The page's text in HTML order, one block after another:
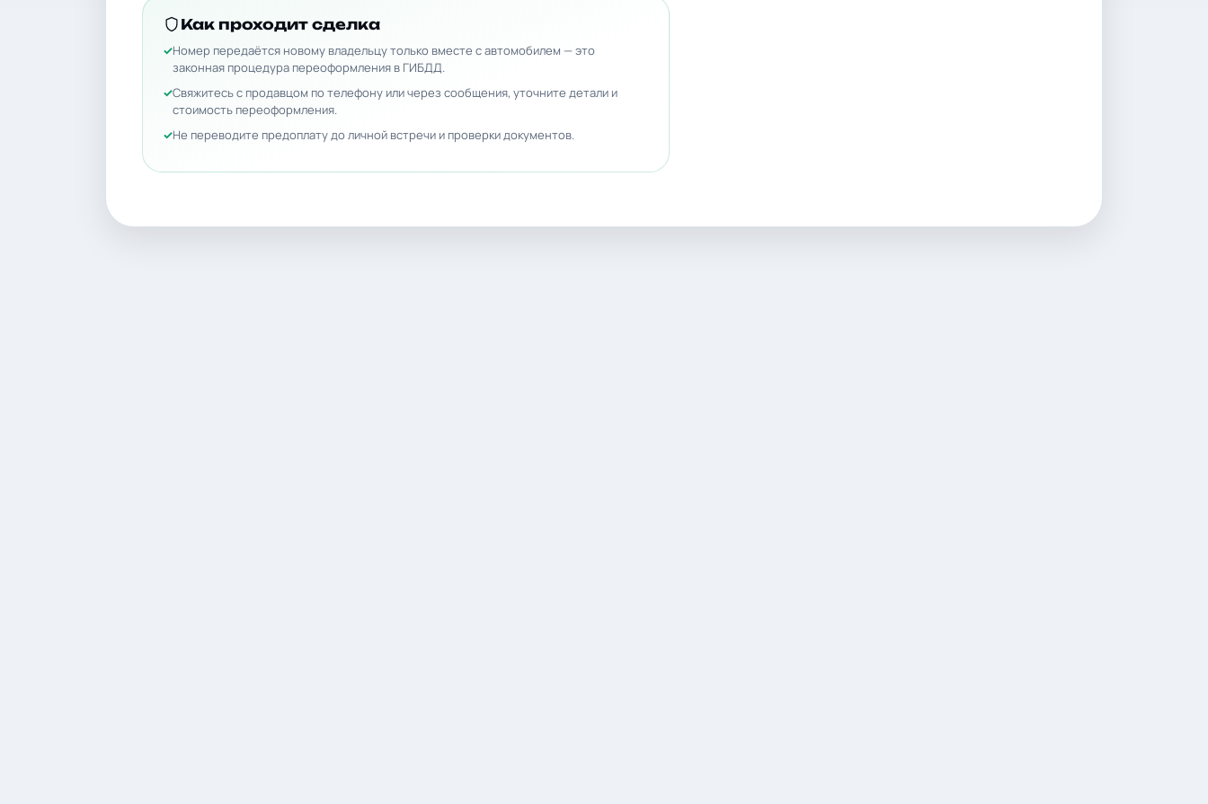
Как проходит сделка
Номер передаётся новому владельцу только вместе с автомобилем — это
законная процедура переоформления в ГИБДД.
Свяжитесь с продавцом по телефону или через сообщения, уточните детали и
стоимость переоформления.
Не переводите предоплату до личной встречи и проверки документов.